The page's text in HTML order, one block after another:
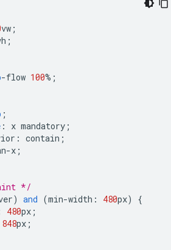
vw ;
;
-flow 100% ;
;
: x mandatory ;
: contain ;
-x ;
*/
) and (min-width : 480px)
{
480px ;
848px ;